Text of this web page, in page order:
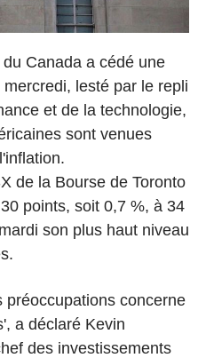
Canada a cédé une
lesté par le repli
et de la technologie,
sont venues
de la Bourse de Toronto
points, soit 0,7 %, à 34
son plus haut niveau
préoccupations concerne
a déclaré Kevin
des investissements